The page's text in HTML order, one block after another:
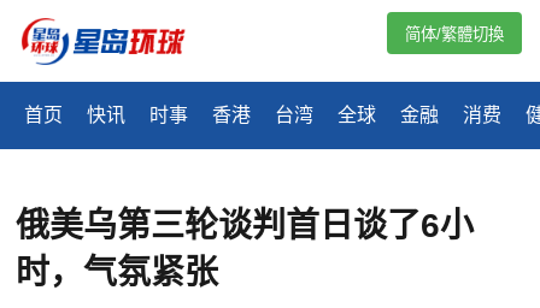
首页 快讯 时事 香港 台湾 全球 金融 消费
简体/繁體切換
俄美乌第三轮谈判首日谈了6小
时，气氛紧张